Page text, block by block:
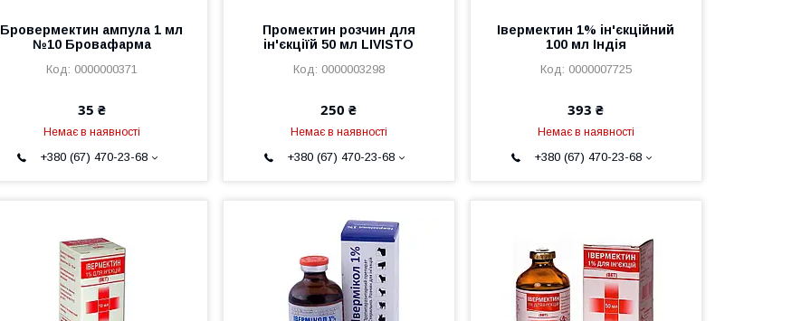
Бровермектин ампула 1 мл
№10 Бровафарма
0000000371
35 ₴
Немає в наявності
+380 (67) 470-23-68
Промектин розчин для
ін'єкціїй 50 мл LIVISTO
0000003298
250 ₴
Немає в наявності
+380 (67) 470-23-68
Івермектин 1% ін'єкційний
100 мл Індія
0000007725
393 ₴
Немає в наявності
+380 (67) 470-23-68